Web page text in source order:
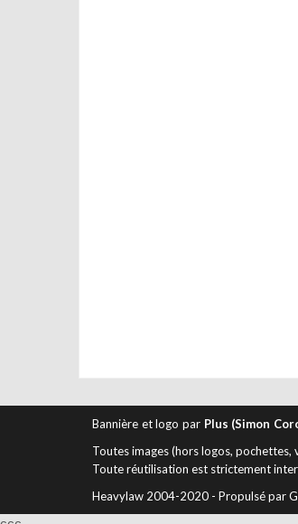
Bannière et logo par Plus (Simon
Toutes images (hors logos,
Toute réutilisation est strictement
Heavylaw 2004-2020 - Propulsé par